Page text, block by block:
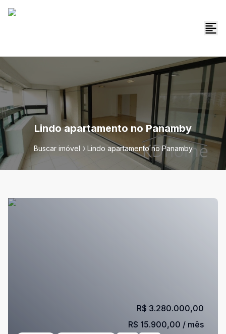
Lindo apartamento no Panamby
Buscar imóvel Lindo apartamento no Panamby
R$ 3.280.000,00
R$ 15.900,00 / mês